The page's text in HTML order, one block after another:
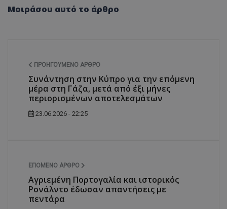
Μοιράσου αυτό το άρθρο
ΠΡΟΗΓΟΎΜΕΝΟ ΆΡΘΡΟ
Συνάντηση στην Κύπρο για την επόμενη
μέρα στη Γάζα, μετά από έξι μήνες
περιορισμένων αποτελεσμάτων
23.06.2026 - 22:25
ΕΠΌΜΕΝΟ ΆΡΘΡΟ
Αγριεμένη Πορτογαλία και ιστορικός
Ρονάλντο έδωσαν απαντήσεις με
πεντάρα